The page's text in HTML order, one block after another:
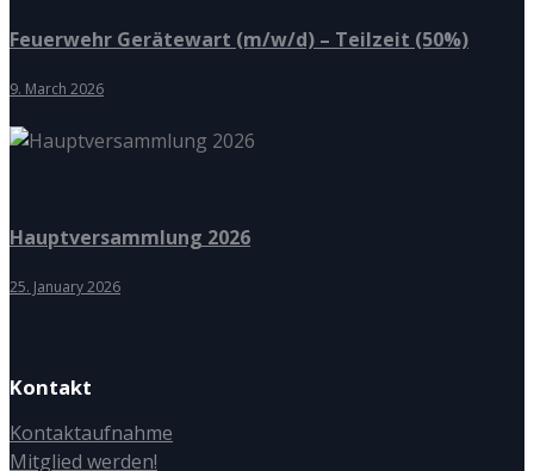
Feuerwehr Gerätewart (m/w/d) – Teilzeit (50%)
9. March 2026
Hauptversammlung 2026
25. January 2026
Kontakt
Kontaktaufnahme
Mitglied werden!